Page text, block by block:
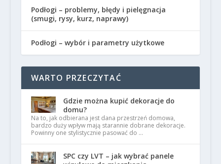
Podłogi – problemy, błędy i pielęgnacja
(smugi, rysy, kurz, naprawy)
Podłogi – wybór i parametry użytkowe
WARTO PRZECZYTAĆ
Gdzie można kupić dekoracje do
domu?
Na to, jak odbierana jest dana przestrzeń domowa,
bardzo duży wpływ mają starannie dobrane dekoracje.
Powinny one stylistycznie pasować do …
SPC czy LVT – jak wybrać panele